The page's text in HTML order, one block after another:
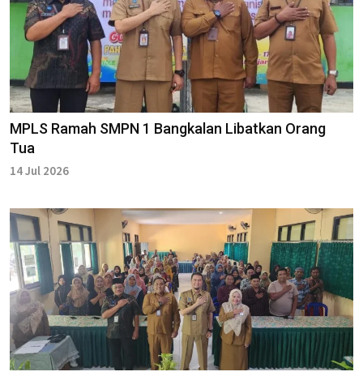
MPLS Ramah SMPN 1 Bangkalan Libatkan Orang
Tua
14 Jul 2026